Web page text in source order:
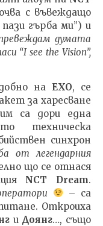
с въвеждащо
гърба ми”) и
думата
“I see the Vision”,
на EXO, се
за харесване
са дори една
техническа
синхрон
от легендарния
що се отнася
NCT Dream.
– са
Откроиха
и Доянг…, също